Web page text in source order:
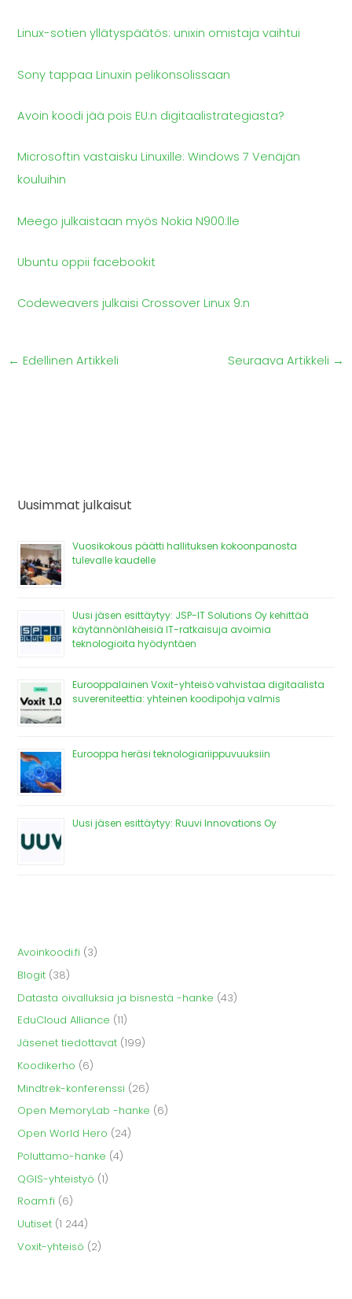
Linux-sotien yllätyspäätös: unixin omistaja vaihtui
Sony tappaa Linuxin pelikonsolissaan
Avoin koodi jää pois EU:n digitaalistrategiasta?
Microsoftin vastaisku Linuxille: Windows 7 Venäjän
kouluihin
Meego julkaistaan myös Nokia N900:lle
Ubuntu oppii facebookit
Codeweavers julkaisi Crossover Linux 9:n
← Edellinen Artikkeli Seuraava Artikkeli →
Uusimmat julkaisut
Vuosikokous päätti hallituksen kokoonpanosta
tulevalle kaudelle
Uusi jäsen esittäytyy: JSP-IT Solutions Oy kehittää
käytännönläheisiä IT-ratkaisuja avoimia
teknologioita hyödyntäen
Eurooppalainen Voxit-yhteisö vahvistaa digitaalista
suvereniteettia: yhteinen koodipohja valmis
Eurooppa heräsi teknologiariippuvuuksiin
Uusi jäsen esittäytyy: Ruuvi Innovations Oy
Avoinkoodi.fi (3)
Blogit (38)
Datasta oivalluksia ja bisnestä -hanke (43)
EduCloud Alliance (11)
Jäsenet tiedottavat (199)
Koodikerho (6)
Mindtrek-konferenssi (26)
Open MemoryLab -hanke (6)
Open World Hero (24)
Poluttamo-hanke (4)
QGIS-yhteistyö (1)
Roam.fi (6)
Uutiset (1 244)
Voxit-yhteisö (2)